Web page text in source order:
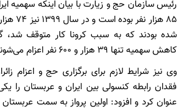
رئیس سازمان حج و زیارت با بیان اینکه سهمیه
شده بودند که به سبب کرونا کار متوقف
کاهش سهمیه تنها 39 هزار و 600 نفر اعزام می‌شوند.
وی نیز شرایط لازم برای برگزاری حج و اعزام
فقدان رابطه کنسولی بین ایران و عربستان را